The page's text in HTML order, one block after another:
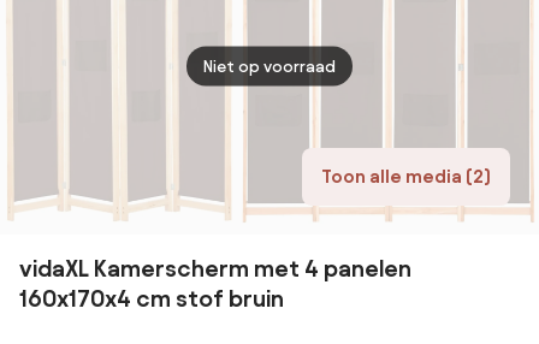
Toon alle media (2)
Niet op voorraad
vidaXL Kamerscherm met 4 panelen
160x170x4 cm stof bruin